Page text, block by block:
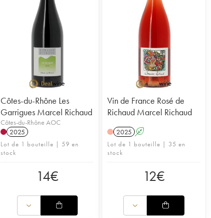
Côtes-du-Rhône Les
Garrigues Marcel Richaud
Côtes-du-Rhône AOC
2025
Lot de 1 bouteille | 59 en
stock
14€
Vin de France Rosé de
Richaud Marcel Richaud
2025 A
Lot de 1 bouteille | 35 en
stock
12€